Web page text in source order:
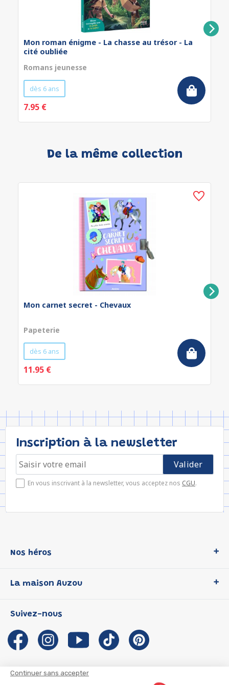
Continuer sans accepter
Mon roman énigme - La chasse au trésor - La
cité oubliée
Romans jeunesse
dès 6 ans
7.95 €
De la même collection
Mon carnet secret - Chevaux
Papeterie
dès 6 ans
11.95 €
Inscription à la newsletter
En vous inscrivant à la newsletter, vous acceptez nos CGU.
Nos héros
P'tit Loup
Les Influenceuses
Migali
Petite Taupe
La maison Auzou
Notre histoire
Auzou s'engage
Auteurs et illustrateurs Auzou
Suivez-nous